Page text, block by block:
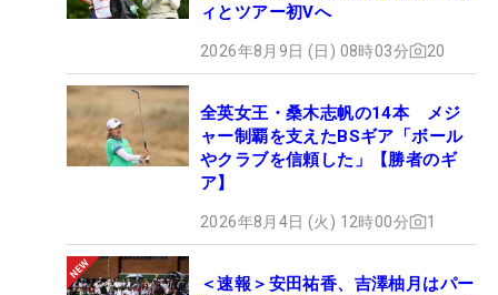
ィとツアー初Vへ
2026年8月9日 (日) 08時03分 20
全英女王・桑木志帆の14本 メジ
ャー制覇を支えたBSギア「ボール
やクラブを信頼した」【勝者のギ
ア】
2026年8月4日 (火) 12時00分 1
＜速報＞安田祐香、吉澤柚月はパー